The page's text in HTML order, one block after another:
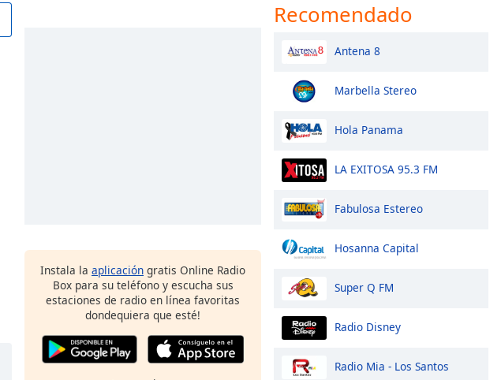
Instala la aplicación gratis Online Radio
Box para su teléfono y escucha sus
estaciones de radio en línea favoritas
dondequiera que esté!
Recomendado
Antena 8
Marbella Stereo
Hola Panama
LA EXITOSA 95.3 FM
Fabulosa Estereo
Hosanna Capital
Super Q FM
Radio Disney
Radio Mia - Los Santos